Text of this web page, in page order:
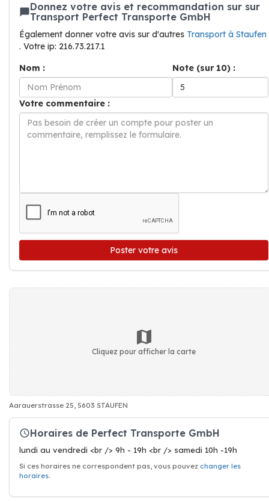
Donnez votre avis et recommandation sur sur
Transport Perfect Transporte GmbH
Également donner votre avis sur d'autres Transport à Staufen
. Votre ip: 216.73.217.1
Nom :
Note (sur 10) :
Votre commentaire :
Poster votre avis
Cliquez pour afficher la carte
Aarauerstrasse 25, 5603 STAUFEN
Horaires de Perfect Transporte GmbH
lundi au vendredi <br /> 9h - 19h <br /> samedi 10h -19h
Si ces horaires ne correspondent pas, vous pouvez changer les
horaires.